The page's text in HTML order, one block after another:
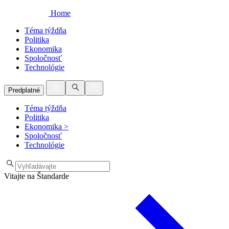
Home
Téma týždňa
Politika
Ekonomika
Spoločnosť
Technológie
Predplatné
Téma týždňa
Politika
Ekonomika >
Spoločnosť
Technológie
Vitajte na Štandarde